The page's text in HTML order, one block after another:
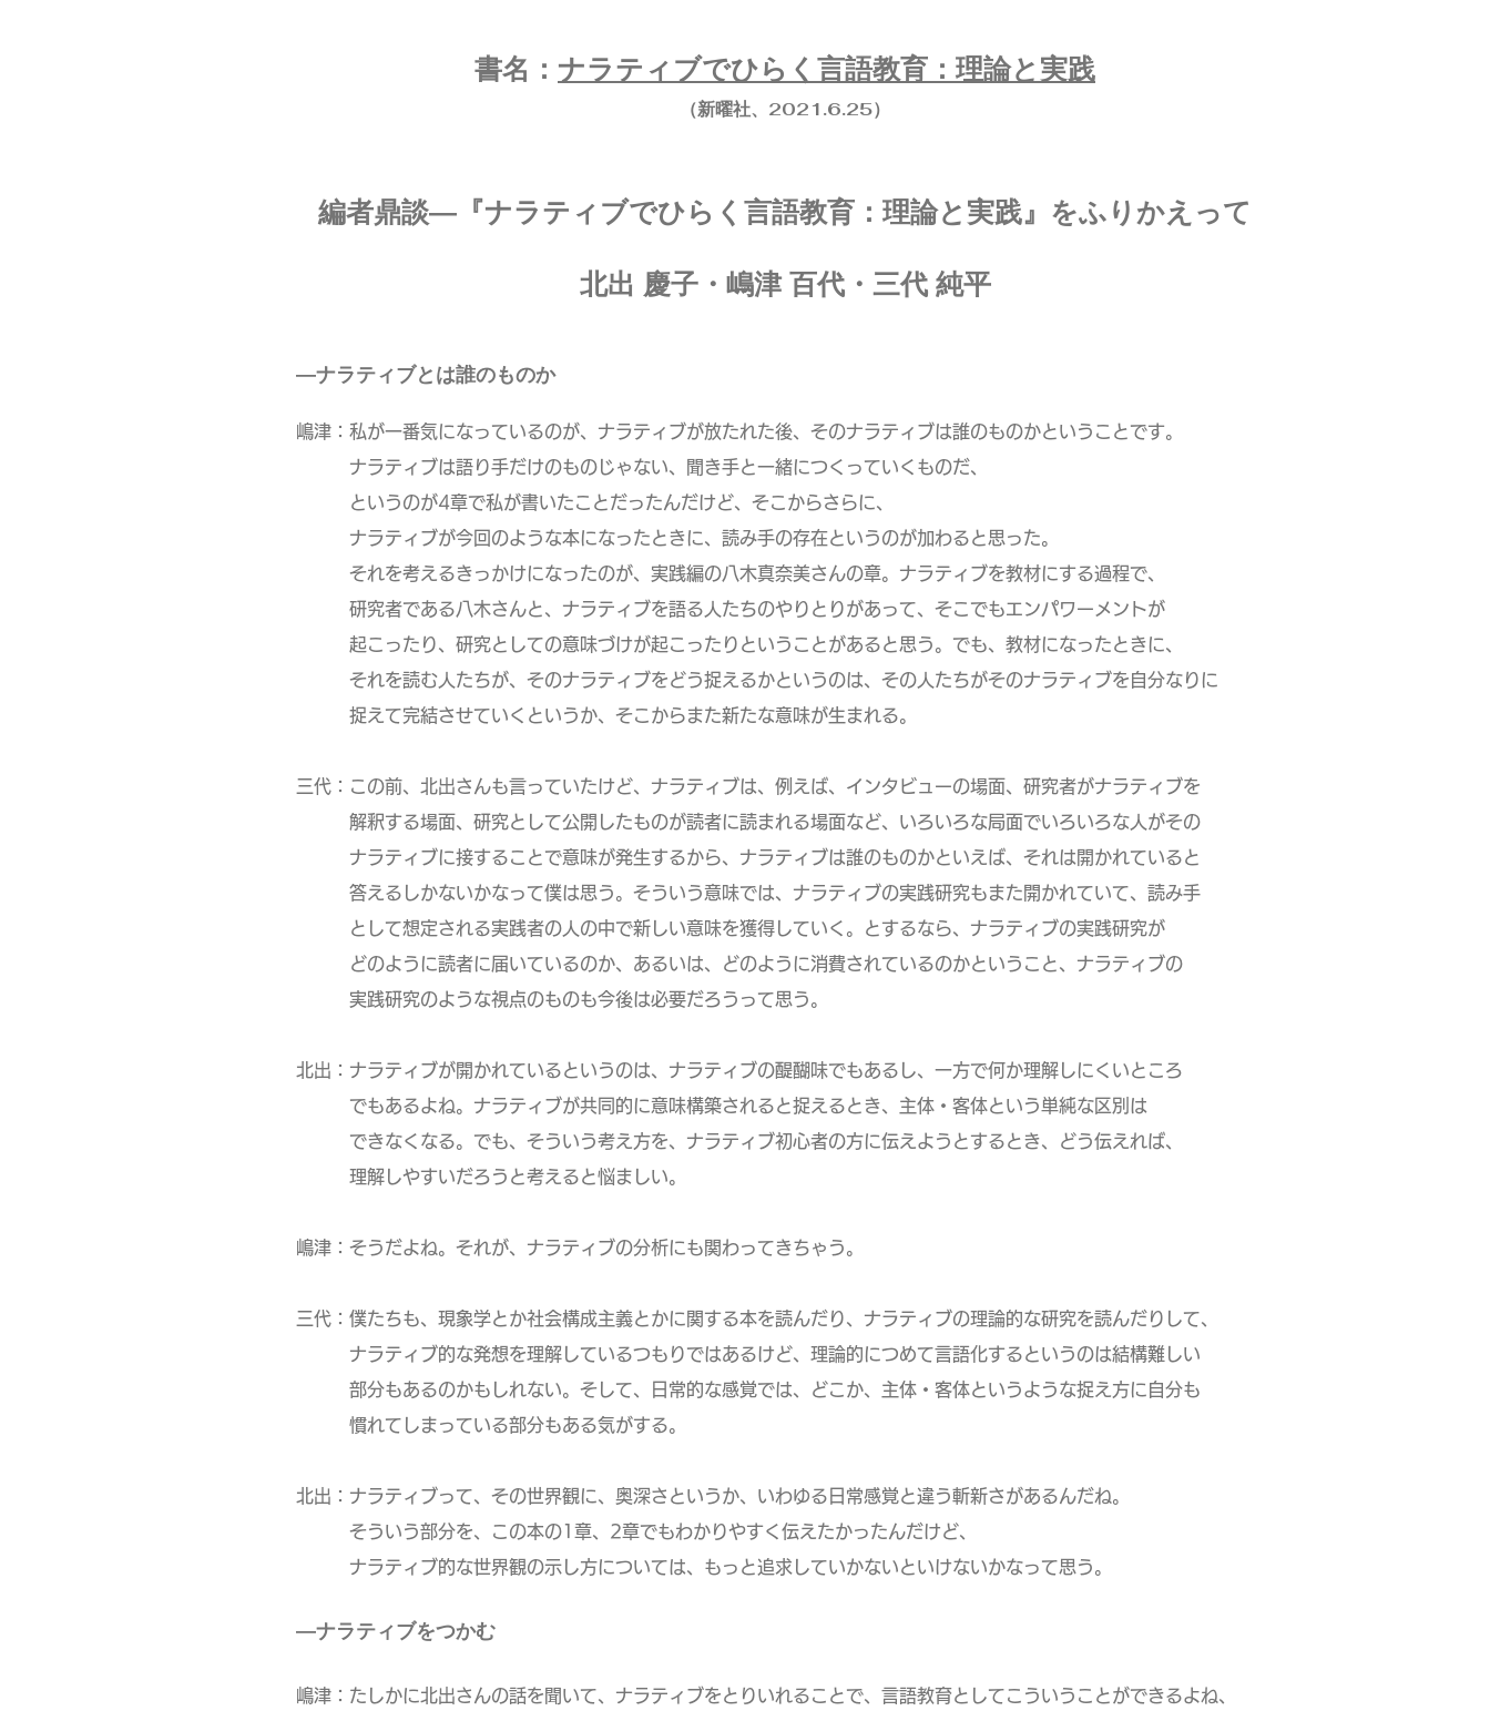
書名： ナラティブでひらく言語教育：理論と実践
（新曜社、2021.6.25）
編者鼎談―『ナラティブでひらく言語教育：理論と実践』をふりかえって
北出 慶子・嶋津 百代・三代 純平
―ナラティブとは誰のものか
嶋津：私が一番気になっているのが、ナラティブが放たれた後、そのナラティブは誰のものかということです。
ナラティブは語り手だけのものじゃない、聞き手と一緒につくっていくものだ、
というのが4章で私が書いたことだったんだけど、そこからさらに、
ナラティブが今回のような本になったときに、読み手の存在というのが加わると思った。
それを考えるきっかけになったのが、実践編の八木真奈美さんの章。ナラティブを教材にする過程で、
研究者である八木さんと、ナラティブを語る人たちのやりとりがあって、そこでもエンパワーメントが
起こったり、研究としての意味づけが起こったりということがあると思う。でも、教材になったときに、
それを読む人たちが、そのナラティブをどう捉えるかというのは、その人たちがそのナラティブを自分なりに
捉えて完結させていくというか、そこからまた新たな意味が生まれる。
三代：この前、北出さんも言っていたけど、ナラティブは、例えば、インタビューの場面、研究者がナラティブを
解釈する場面、研究として公開したものが読者に読まれる場面など、いろいろな局面でいろいろな人がその
ナラティブに接することで意味が発生するから、ナラティブは誰のものかといえば、それは開かれていると
答えるしかないかなって僕は思う。そういう意味では、ナラティブの実践研究もまた開かれていて、読み手
として想定される実践者の人の中で新しい意味を獲得していく。とするなら、ナラティブの実践研究が
どのように読者に届いているのか、あるいは、どのように消費されているのかということ、ナラティブの
実践研究のような視点のものも今後は必要だろうって思う。
北出：ナラティブが開かれているというのは、ナラティブの醍醐味でもあるし、一方で何か理解しにくいところ
でもあるよね。ナラティブが共同的に意味構築されると捉えるとき、主体・客体という単純な区別は
できなくなる。でも、そういう考え方を、ナラティブ初心者の方に伝えようとするとき、どう伝えれば、
理解しやすいだろうと考えると悩ましい。
嶋津：そうだよね。それが、ナラティブの分析にも関わってきちゃう。
三代：僕たちも、現象学とか社会構成主義とかに関する本を読んだり、ナラティブの理論的な研究を読んだりして、
ナラティブ的な発想を理解しているつもりではあるけど、理論的につめて言語化するというのは結構難しい
部分もあるのかもしれない。そして、日常的な感覚では、どこか、主体・客体というような捉え方に自分も
慣れてしまっている部分もある気がする。
北出：ナラティブって、その世界観に、奥深さというか、いわゆる日常感覚と違う斬新さがあるんだね。
そういう部分を、この本の1章、2章でもわかりやすく伝えたかったんだけど、
ナラティブ的な世界観の示し方については、もっと追求していかないといけないかなって思う。
―ナラティブをつかむ
嶋津：たしかに北出さんの話を聞いて、ナラティブをとりいれることで、言語教育としてこういうことができるよね、